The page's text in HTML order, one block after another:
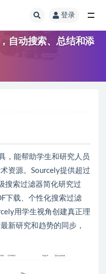
登录
自动搜索、总结和添
，能帮助学生和研究人员
资源。Sourcely提供超过
搜索过滤器简化研究过
下载、个性化搜索过滤
用学生视角创建真正理
新研究和趋势的同步，